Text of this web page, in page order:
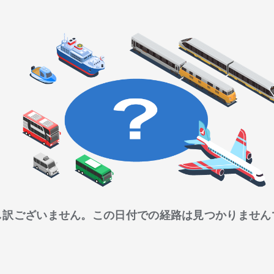
ございません。この日付での経路は見つかりませ